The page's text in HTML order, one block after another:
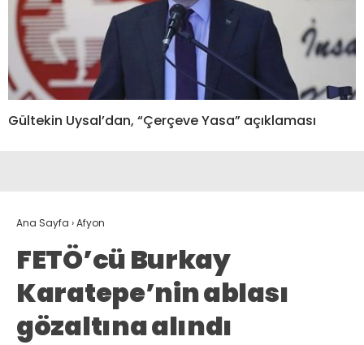
Gültekin Uysal’dan, “Çerçeve Yasa” açıklaması
Ana Sayfa ›Afyon
FETÖ’cü Burkay
Karatepe’nin ablası
gözaltına alındı